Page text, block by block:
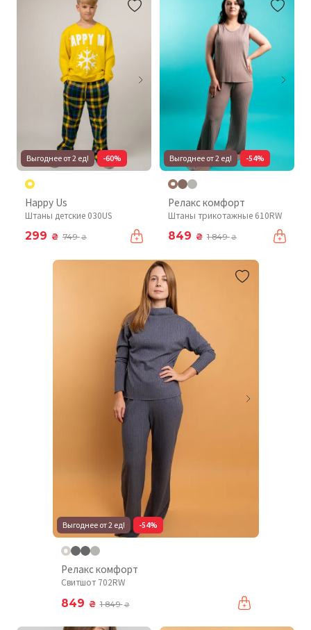
Выгоднее от 2 ед! -60%
Happy Us
Штаны детские 030US
299 ₴ 749₴
Выгоднее от 2 ед! -54%
Релакс комфорт
Штаны трикотажные 610RW
849 ₴ 1 849₴
Выгоднее от 2 ед! -54%
Релакс комфорт
Свитшот 702RW
849 ₴ 1 849₴